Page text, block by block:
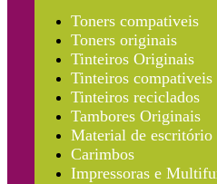
Toners compativeis
Toners originais
Tinteiros Originais
Tinteiros compativeis
Tinteiros reciclados
Tambores Originais
Material de escritório
Carimbos
Impressoras e